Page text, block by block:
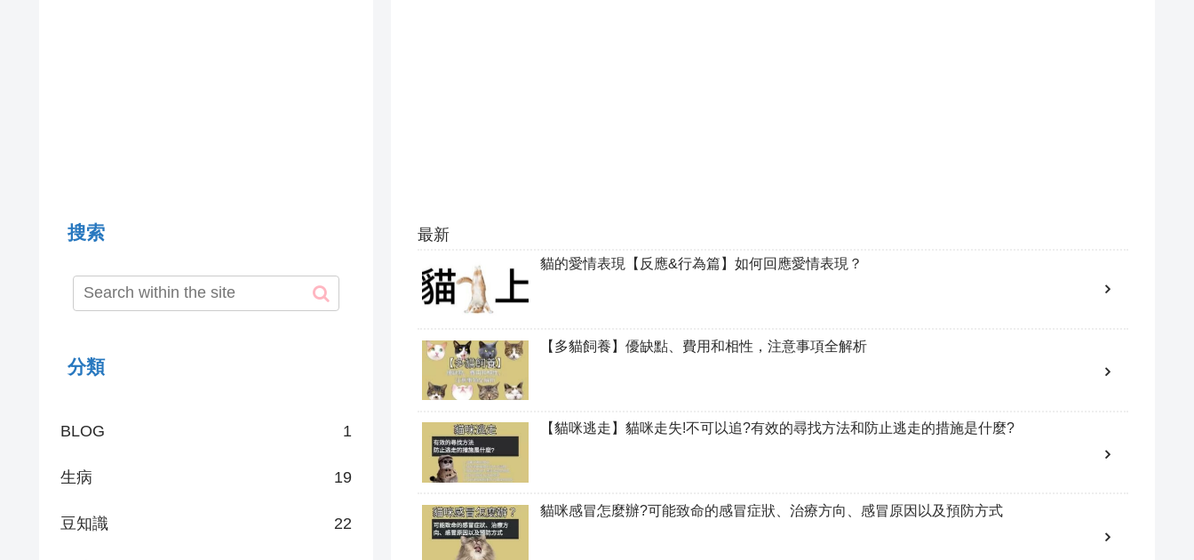
最新
貓的愛情表現【反應&行為篇】如何回應愛情表現？
【多貓飼養】優缺點、費用和相性，注意事項全解析
【貓咪逃走】貓咪走失!不可以追?有效的尋找方法和防止逃走的措施是什麼?
貓咪感冒怎麼辦?可能致命的感冒症狀、治療方向、感冒原因以及預防方式
搜索
分類
BLOG 1
生病 19
豆知識 22